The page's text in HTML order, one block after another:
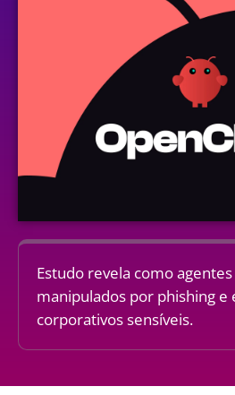
Estudo revela como
manipulados por phishing e
corporativos sensíveis.